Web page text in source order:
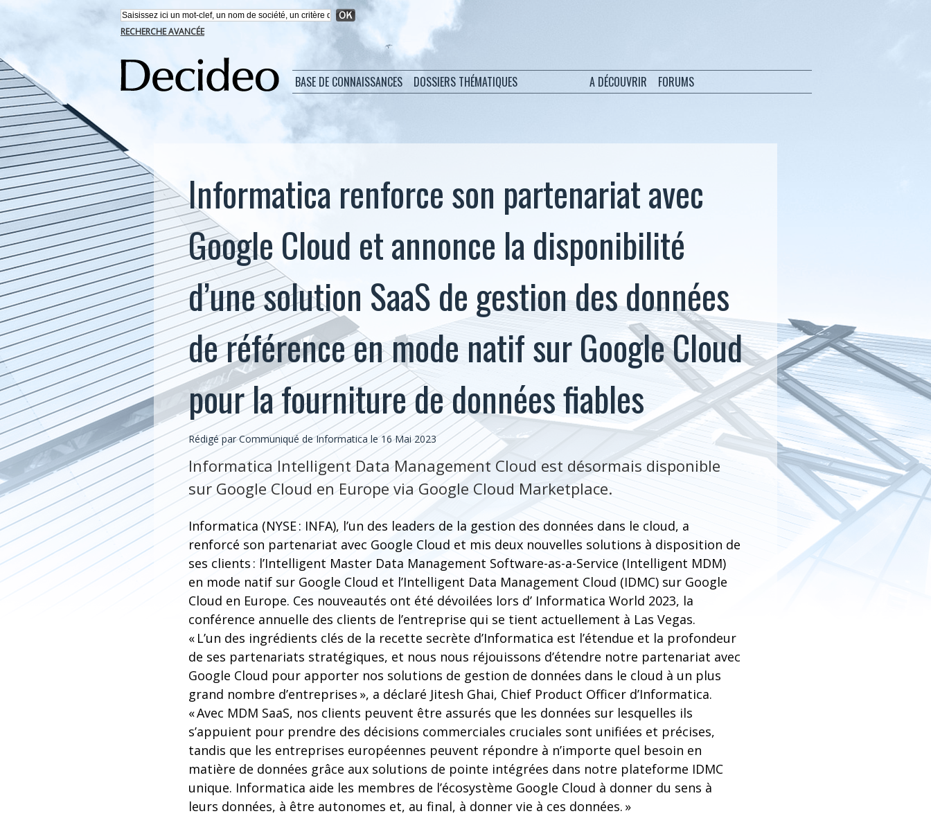
RECHERCHE AVANCÉE
BASE DE CONNAISSANCES DOSSIERS THÉMATIQUES A DÉCOUVRIR FORUMS
Informatica renforce son partenariat avec
Google Cloud et annonce la disponibilité
d’une solution SaaS de gestion des données
de référence en mode natif sur Google Cloud
pour la fourniture de données fiables
Rédigé par Communiqué de Informatica le 16 Mai 2023
Informatica Intelligent Data Management Cloud est désormais disponible
sur Google Cloud en Europe via Google Cloud Marketplace.
Informatica (NYSE : INFA), l’un des leaders de la gestion des données dans le cloud, a
renforcé son partenariat avec Google Cloud et mis deux nouvelles solutions à disposition de
ses clients : l’Intelligent Master Data Management Software-as-a-Service (Intelligent MDM)
en mode natif sur Google Cloud et l’Intelligent Data Management Cloud (IDMC) sur Google
Cloud en Europe. Ces nouveautés ont été dévoilées lors d’ Informatica World 2023, la
conférence annuelle des clients de l’entreprise qui se tient actuellement à Las Vegas.
« L’un des ingrédients clés de la recette secrète d’Informatica est l’étendue et la profondeur
de ses partenariats stratégiques, et nous nous réjouissons d’étendre notre partenariat avec
Google Cloud pour apporter nos solutions de gestion de données dans le cloud à un plus
grand nombre d’entreprises », a déclaré Jitesh Ghai, Chief Product Officer d’Informatica.
« Avec MDM SaaS, nos clients peuvent être assurés que les données sur lesquelles ils
s’appuient pour prendre des décisions commerciales cruciales sont unifiées et précises,
tandis que les entreprises européennes peuvent répondre à n’importe quel besoin en
matière de données grâce aux solutions de pointe intégrées dans notre plateforme IDMC
unique. Informatica aide les membres de l’écosystème Google Cloud à donner du sens à
leurs données, à être autonomes et, au final, à donner vie à ces données. »